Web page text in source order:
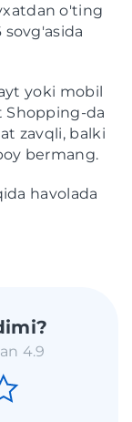
o'ting
sovg'asida
yoki mobil
Shopping-da
zavqli, balki
bermang.
havolada
4.9